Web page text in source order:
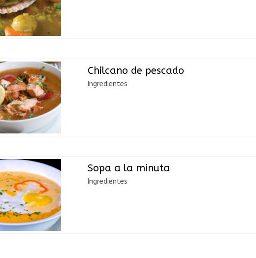
Chilcano de pescado
Ingredientes
Sopa a la minuta
Ingredientes